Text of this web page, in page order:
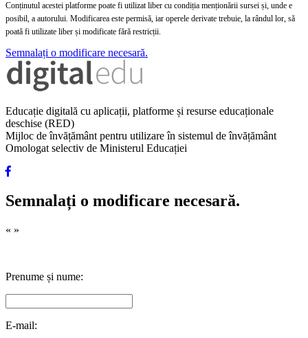
Conținutul acestei platforme poate fi utilizat liber cu condiția menționării sursei și, unde e
posibil, a autorului. Modificarea este permisă, iar operele derivate trebuie, la rândul lor, să
poată fi utilizate liber și modificate fără restricții.
Semnalați o modificare necesară.
Educație digitală cu aplicații, platforme și resurse educaționale
deschise (RED)
Mijloc de învățământ pentru utilizare în sistemul de învățământ
Omologat selectiv de Ministerul Educației
Semnalați o modificare necesară.
« »
Prenume și nume:
E-mail: